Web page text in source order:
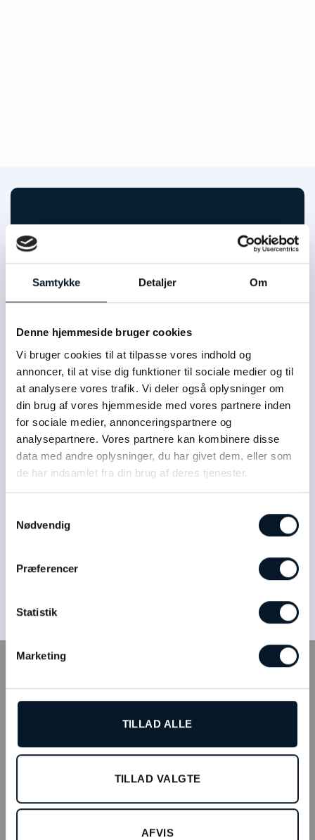
Samtykke Detaljer Om
Denne hjemmeside bruger cookies
Vi bruger cookies til at tilpasse vores indhold og
annoncer, til at vise dig funktioner til sociale medier og til
at analysere vores trafik. Vi deler også oplysninger om
din brug af vores hjemmeside med vores partnere inden
for sociale medier, annonceringspartnere og
analysepartnere. Vores partnere kan kombinere disse
data med andre oplysninger, du har givet dem, eller som
de har indsamlet fra din brug af deres tjenester.
Nødvendig
Præferencer
Statistik
Marketing
TILLAD ALLE
TILLAD VALGTE
AFVIS
Kontakt os
Udfyld formularen herunder, og vi kontakter dig
Tilmeld kundeklub
Webshop
Bonell’s Smykker & Ure Fields
2300 København